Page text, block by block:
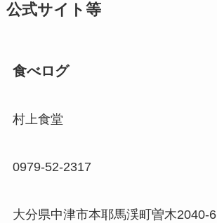
公式サイト等
食べログ
村上食堂
0979-52-2317
大分県中津市本耶馬渓町曽木2040-6